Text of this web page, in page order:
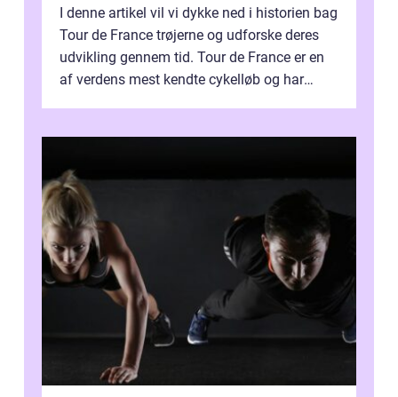
I denne artikel vil vi dykke ned i historien bag
Tour de France trøjerne og udforske deres
udvikling gennem tid. Tour de France er en
af verdens mest kendte cykelløb og har